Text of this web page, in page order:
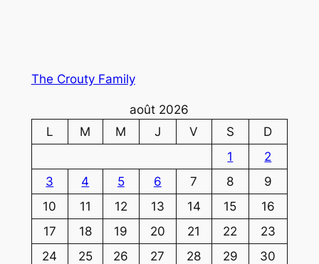
The Crouty Family
août 2026
L
M M J V S
D
1
2
3
4 5 6 7 8
9
10
11 12 13 14 15
16
17
18 19 20 21 22
23
24
25 26 27 28 29
30